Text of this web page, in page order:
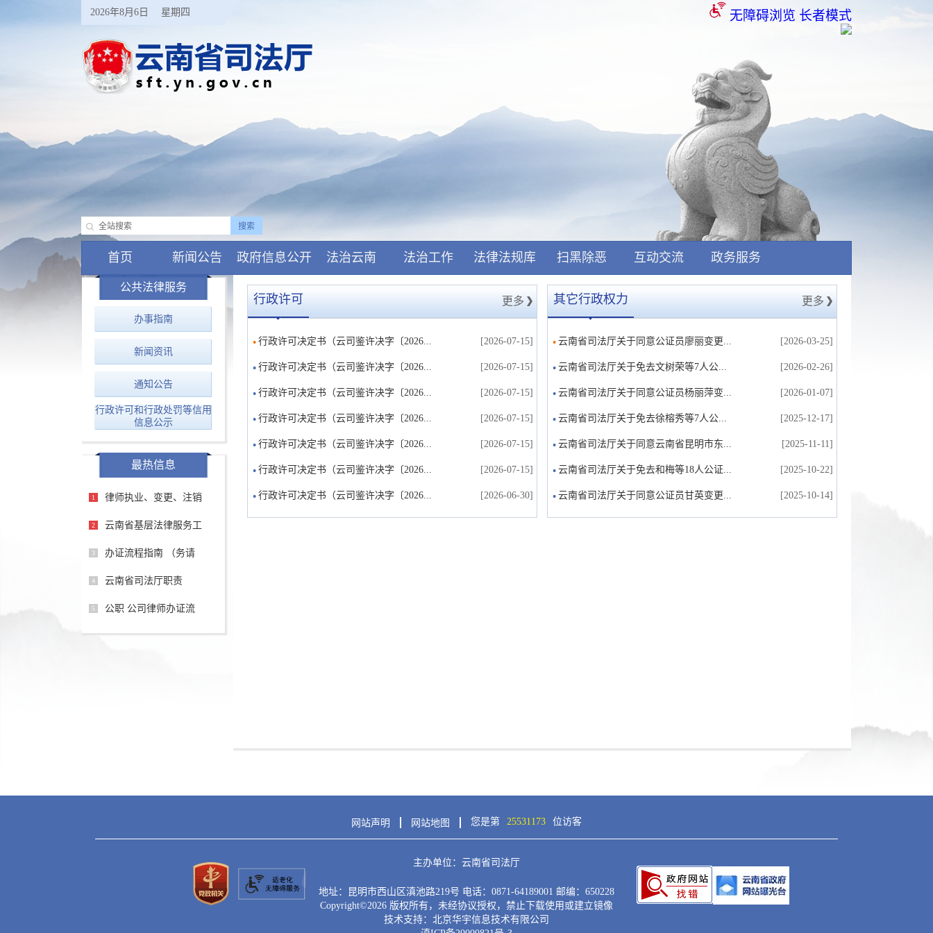
2026年8月6日 星期四 无障碍浏览 长者模式
首页 新闻公告 政府信息公开 法治云南 法治工作 法律法规库 扫黑除恶 互动交流 政务服务
公共法律服务
办事指南
新闻资讯
通知公告
行政许可和行政处罚等信用
信息公示
最热信息
1 律师执业、变更、注销
2 云南省基层法律服务工
3 办证流程指南 （务请
4 云南省司法厅职责
5 公职 公司律师办证流
行政许可 更多
行政许可决定书（云司鉴许决字〔2026... [2026-07-15]
行政许可决定书（云司鉴许决字〔2026... [2026-07-15]
行政许可决定书（云司鉴许决字〔2026... [2026-07-15]
行政许可决定书（云司鉴许决字〔2026... [2026-07-15]
行政许可决定书（云司鉴许决字〔2026... [2026-07-15]
行政许可决定书（云司鉴许决字〔2026... [2026-07-15]
行政许可决定书（云司鉴许决字〔2026... [2026-06-30]
其它行政权力 更多
云南省司法厅关于同意公证员廖丽变更... [2026-03-25]
云南省司法厅关于免去文树荣等7人公... [2026-02-26]
云南省司法厅关于同意公证员杨丽萍变... [2026-01-07]
云南省司法厅关于免去徐榕秀等7人公... [2025-12-17]
云南省司法厅关于同意云南省昆明市东... [2025-11-11]
云南省司法厅关于免去和梅等18人公证... [2025-10-22]
云南省司法厅关于同意公证员甘英变更... [2025-10-14]
网站声明 网站地图 您是第 25531173 位访客
主办单位：云南省司法厅
地址：昆明市西山区滇池路219号 电话：0871-64189001 邮编：650228
Copyright©2026 版权所有，未经协议授权，禁止下载使用或建立镜像
技术支持：北京华宇信息技术有限公司